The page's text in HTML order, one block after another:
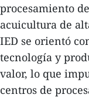
procesamiento
acuicultura de
IED se orientó
tecnología y
valor, lo que
centros de